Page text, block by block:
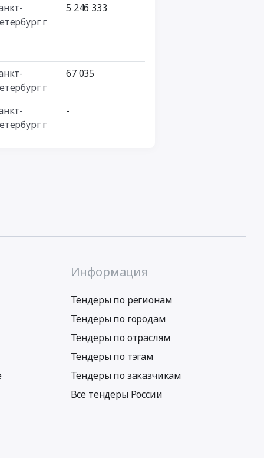
г
5 246 333
г
67 035
г
-
Информация
Тендеры по регионам
Тендеры по городам
Тендеры по отраслям
Тендеры по тэгам
Тендеры по заказчикам
Все тендеры России